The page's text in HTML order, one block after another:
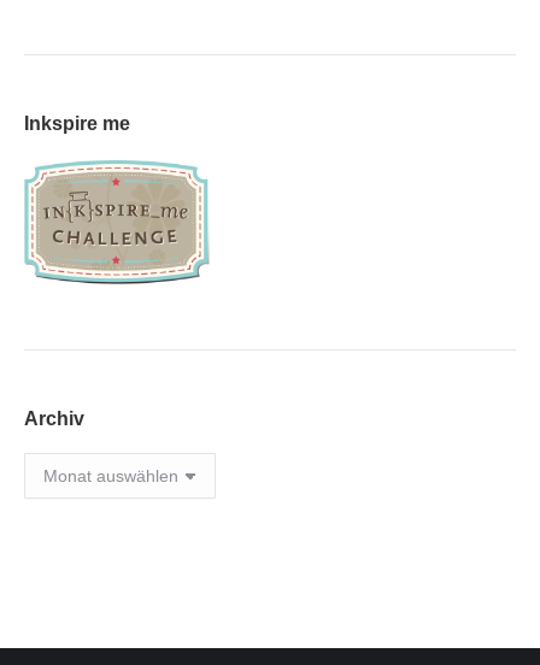
Inkspire me
Archiv
Archiv